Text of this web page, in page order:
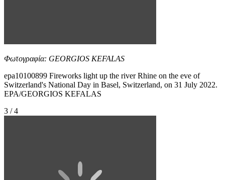
Φωτογραφία: GEORGIOS KEFALAS
epa10100899 Fireworks light up the river Rhine on the eve of
Switzerland's National Day in Basel, Switzerland, on 31 July 2022.
EPA/GEORGIOS KEFALAS
3 / 4